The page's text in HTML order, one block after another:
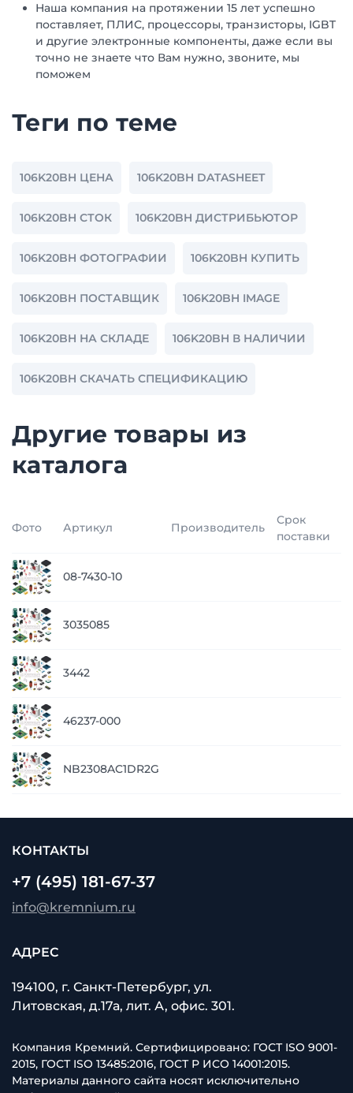
Наша компания на протяжении 15 лет успешно
поставляет, ПЛИС, процессоры, транзисторы, IGBT
и другие электронные компоненты, даже если вы
точно не знаете что Вам нужно, звоните, мы
поможем
Теги по теме
106K20BH ЦЕНА 106K20BH DATASHEET
106K20BH СТОК 106K20BH ДИСТРИБЬЮТОР
106K20BH ФОТОГРАФИИ 106K20BH КУПИТЬ
106K20BH ПОСТАВЩИК 106K20BH IMAGE
106K20BH НА СКЛАДЕ 106K20BH В НАЛИЧИИ
106K20BH СКАЧАТЬ СПЕЦИФИКАЦИЮ
Другие товары из
каталога
Фото Артикул Производитель
Срок
поставки
08-7430-10
3035085
3442
46237-000
NB2308AC1DR2G
КОНТАКТЫ
+7 (495) 181-67-37
info@kremnium.ru
АДРЕС
194100, г. Санкт-Петербург, ул.
Литовская, д.17а, лит. А, офис. 301.
Компания Кремний. Сертифицировано: ГОСТ ISO 9001-
2015, ГОСТ ISO 13485:2016, ГОСТ Р ИСО 14001:2015.
Материалы данного сайта носят исключительно